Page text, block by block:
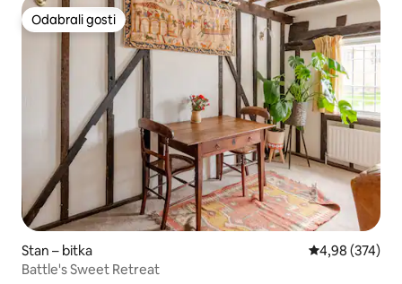
Odabrali gosti
Odabrali gosti
Stan – bitka Prosječna
4,98 (374)
Battle's Sweet Retreat